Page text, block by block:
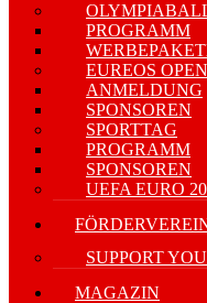
PROGRAMM
EUREOS
ANMELDUNG
SPONSOREN
SPORTTAG
PROGRAMM
SPONSOREN
UEFA EURO
SUPPORT
MAGAZIN